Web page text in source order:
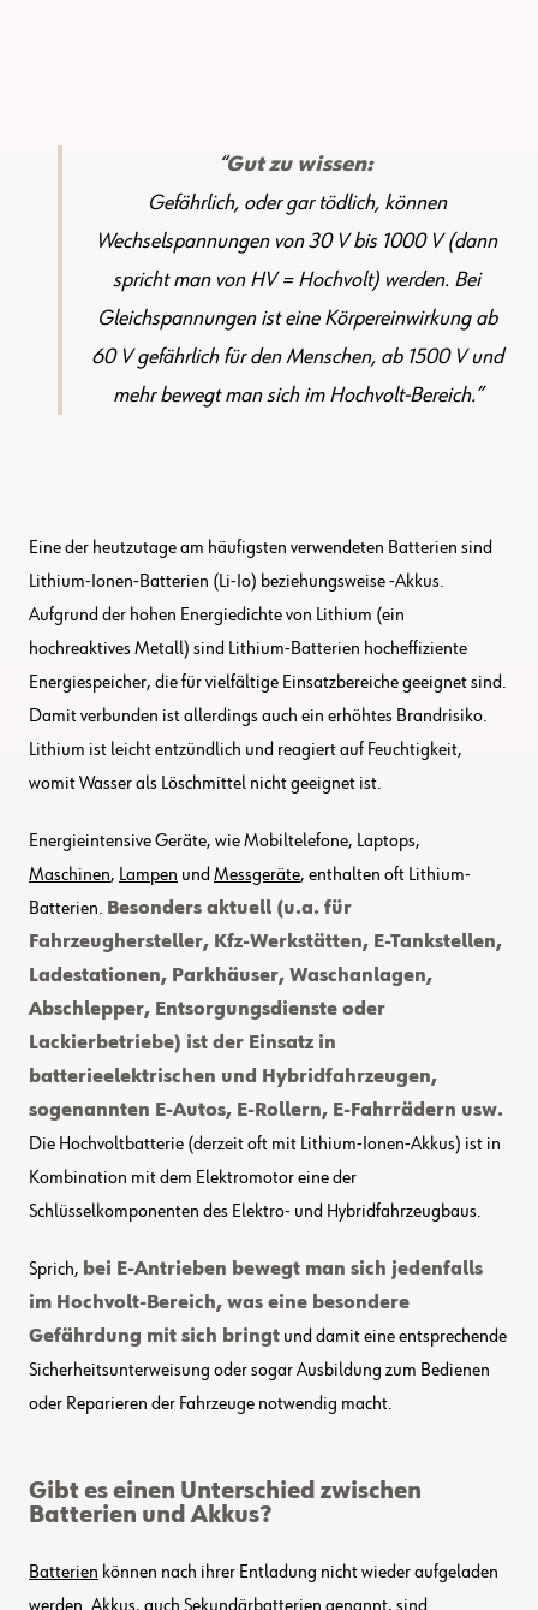
Gut zu wissen:
Gefährlich, oder gar tödlich, können
Wechselspannungen von 30 V bis 1000 V (dann
spricht man von HV = Hochvolt) werden. Bei
Gleichspannungen ist eine Körpereinwirkung ab
60 V gefährlich für den Menschen, ab 1500 V und
mehr bewegt man sich im Hochvolt-Bereich.
Eine der heutzutage am häufigsten verwendeten Batterien sind
Lithium-Ionen-Batterien (Li-Io) beziehungsweise -Akkus.
Aufgrund der hohen Energiedichte von Lithium (ein
hochreaktives Metall) sind Lithium-Batterien hocheffiziente
Energiespeicher, die für vielfältige Einsatzbereiche geeignet sind.
Damit verbunden ist allerdings auch ein erhöhtes Brandrisiko.
Lithium ist leicht entzündlich und reagiert auf Feuchtigkeit,
womit Wasser als Löschmittel nicht geeignet ist.
Energieintensive Geräte, wie Mobiltelefone, Laptops,
Maschinen, Lampen und Messgeräte, enthalten oft Lithium-
Batterien. Besonders aktuell (u.a. für
Fahrzeughersteller, Kfz-Werkstätten, E-Tankstellen,
Ladestationen, Parkhäuser, Waschanlagen,
Abschlepper, Entsorgungsdienste oder
Lackierbetriebe) ist der Einsatz in
batterieelektrischen und Hybridfahrzeugen,
sogenannten E-Autos, E-Rollern, E-Fahrrädern usw.
Die Hochvoltbatterie (derzeit oft mit Lithium-Ionen-Akkus) ist in
Kombination mit dem Elektromotor eine der
Schlüsselkomponenten des Elektro- und Hybridfahrzeugbaus.
Sprich, bei E-Antrieben bewegt man sich jedenfalls
im Hochvolt-Bereich, was eine besondere
Gefährdung mit sich bringt und damit eine entsprechende
Sicherheitsunterweisung oder sogar Ausbildung zum Bedienen
oder Reparieren der Fahrzeuge notwendig macht.
Gibt es einen Unterschied zwischen
Batterien und Akkus?
Batterien können nach ihrer Entladung nicht wieder aufgeladen